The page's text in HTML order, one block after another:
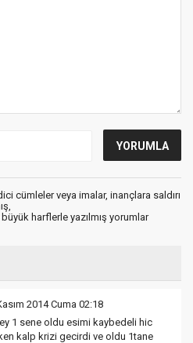
cümleler veya imalar, inançlara saldırı
harflerle yazılmış yorumlar
2014 Cuma 02:18
1 sene oldu esimi kaybedeli hic
kalp krizi gecirdi ve oldu 1tane